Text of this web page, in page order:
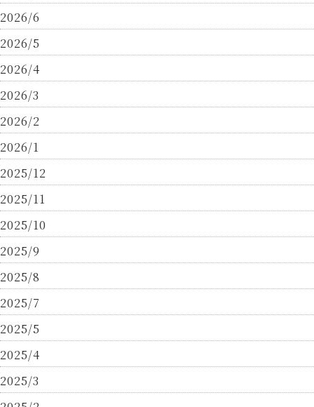
2026/6
2026/5
2026/4
2026/3
2026/2
2026/1
2025/12
2025/11
2025/10
2025/9
2025/8
2025/7
2025/5
2025/4
2025/3